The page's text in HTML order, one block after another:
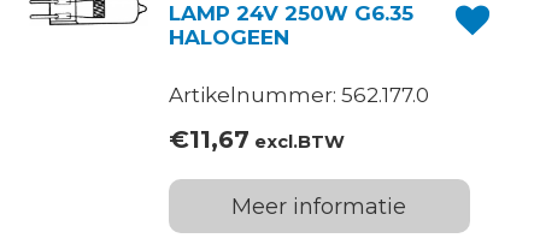
LAMP 24V 250W G6.35
HALOGEEN
Artikelnummer: 562.177.0
€11,67 excl.BTW
Meer informatie